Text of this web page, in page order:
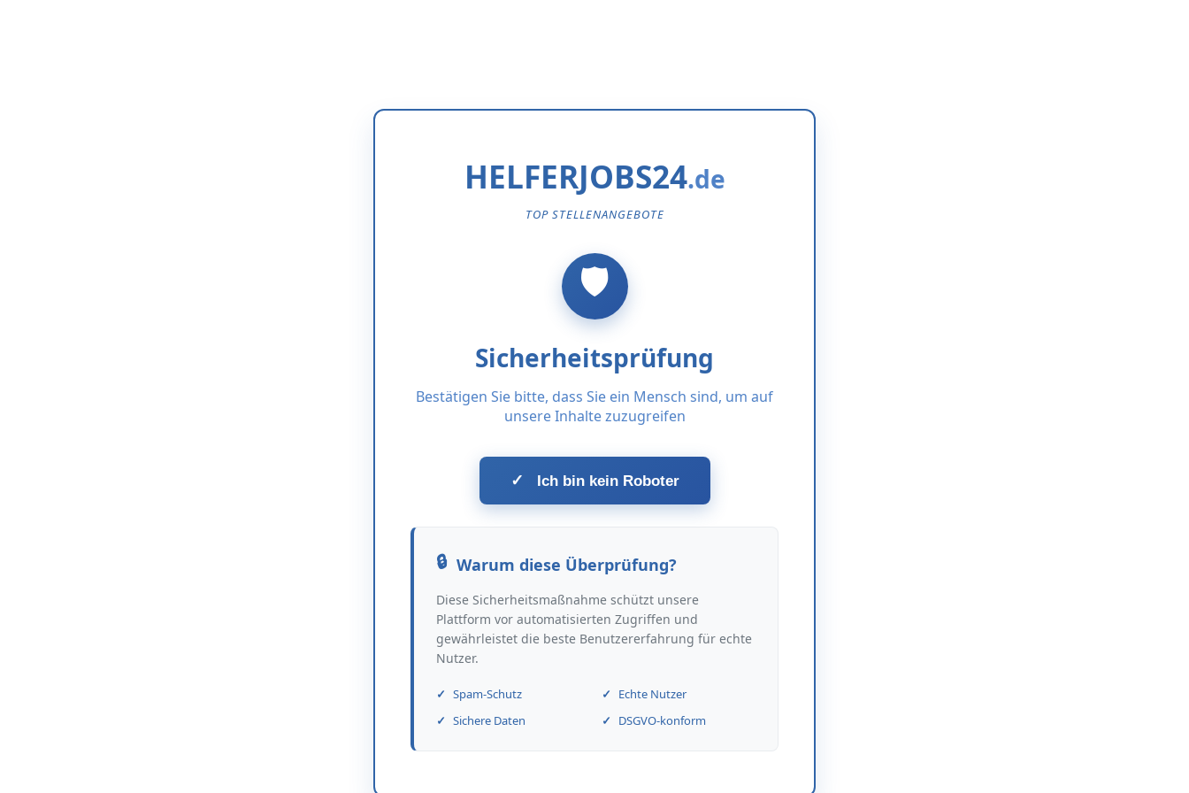
HELFERJOBS24
TOP STELLENANGEBOTE
Sicherheitsprüfung
Bestätigen Sie bitte, dass Sie ein Mensch sind, um auf
unsere Inhalte zuzugreifen
✓ Ich bin kein Roboter
Warum diese Überprüfung?
Diese Sicherheitsmaßnahme schützt unsere
Plattform vor automatisierten Zugriffen und
gewährleistet die beste Benutzererfahrung für echte
Nutzer.
Spam-Schutz
Echte Nutzer
Sichere Daten
DSGVO-konform